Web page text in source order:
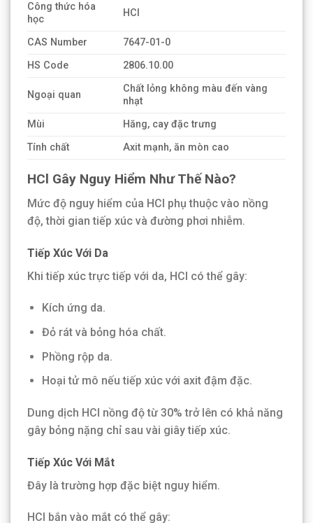
Công thức hóa
học
HCl
CAS Number
7647-01-0
HS Code
2806.10.00
Ngoại quan
Chất lỏng không màu đến vàng
nhạt
Mùi
Hăng, cay đặc trưng
Tính chất
Axit mạnh, ăn mòn cao
HCl Gây Nguy Hiểm Như Thế Nào?
Mức độ nguy hiểm của HCl phụ thuộc vào nồng
độ, thời gian tiếp xúc và đường phơi nhiễm.
Tiếp Xúc Với Da
Khi tiếp xúc trực tiếp với da, HCl có thể gây:
Kích ứng da.
Đỏ rát và bỏng hóa chất.
Phồng rộp da.
Hoại tử mô nếu tiếp xúc với axit đậm đặc.
Dung dịch HCl nồng độ từ 30% trở lên có khả năng
gây bỏng nặng chỉ sau vài giây tiếp xúc.
Tiếp Xúc Với Mắt
Đây là trường hợp đặc biệt nguy hiểm.
HCl bắn vào mắt có thể gây: